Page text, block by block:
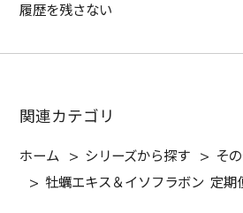
履歴を残さない
関連カテゴリ
ホーム > シリーズから探す > そ
> 牡蠣エキス＆イソフラボン 定期便